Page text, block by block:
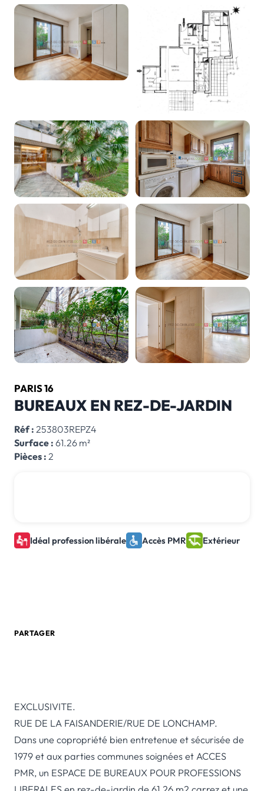
PARIS 16
BUREAUX EN REZ-DE-JARDIN
Réf : 253803REPZ4
Surface : 61.26 m²
Pièces : 2
Idéal profession libérale Accès PMR Extérieur
PARTAGER
EXCLUSIVITE.
RUE DE LA FAISANDERIE/RUE DE LONCHAMP.
Dans une copropriété bien entretenue et sécurisée de
1979 et aux parties communes soignées et ACCES
PMR, un ESPACE DE BUREAUX POUR PROFESSIONS